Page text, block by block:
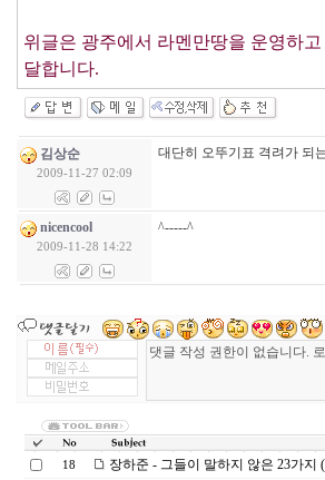
위글은 광주에서 라멘만땅을 운영하
달합니다.
김상순
2009-11-27 02:09
대단히 오뚜기표 격려가 되
nicencool
2009-11-28 14:22
^-----^
18
장하준 - 그들이 말하지 않은 23가지